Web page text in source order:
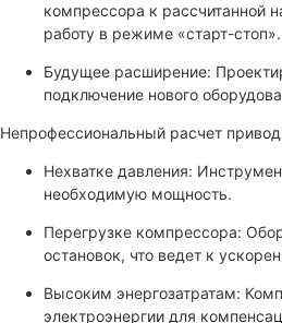
компрессора к рассчитанной
работу в режиме «старт-стоп».
Будущее расширение:
подключение нового
Непрофессиональный расчет
Нехватке давления:
необходимую мощность.
Перегрузке компрессора:
остановок, что ведет к
Высоким энергозатратам:
электроэнергии для